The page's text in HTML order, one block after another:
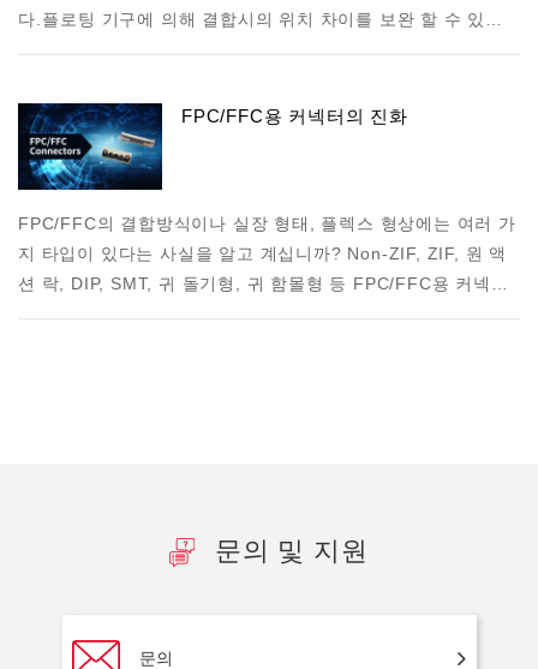
다. 플로팅 기구에 의해 결합시의 위치 차이를 보완 할 수 있…
FPC/FFC용 커넥터의 진화
FPC/FFC의 결합방식이나 실장 형태, 플렉스 형상에는 여러 가
지 타입이 있다는 사실을 알고 계십니까? Non-ZIF, ZIF, 원 액
션 락, DIP, SMT, 귀 돌기형, 귀 함몰형 등 FPC/FFC용 커넥…
문의 및 지원
문의